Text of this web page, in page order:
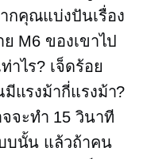
กคุณแบ่งปันเรื่อง
M6 ของเขาไป
าไร? เจ็ดร้อย
แรงม้ากี่แรงม้า?
จะทำ 15 วินาที
บนั้น แล้วถ้าคน